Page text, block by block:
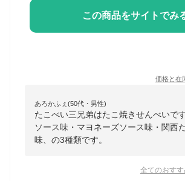
この商品をサイトでみ
価格と在
あろかふぇ(50代・男性)
たこべい三兄弟はたこ焼きせんべいで
ソース味・マヨネーズソース味・関西
味、の3種類です。
全てのおすす